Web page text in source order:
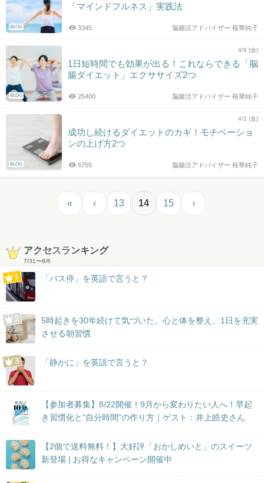
BLOG
「マインドフルネス」実践法
脳腸活アドバイザー 桜華純子
3345
BLOG
4/9 (金)
1日短時間でも効果が出る！これならできる「脳
腸ダイエット」エクササイズ2つ
脳腸活アドバイザー 桜華純子
25400
BLOG
4/2 (金)
成功し続けるダイエットのカギ！モチベーショ
ンの上げ方2つ
脳腸活アドバイザー 桜華純子
6755
« ‹ 13 14 15 ›
アクセスランキング
7/31〜8/6
「バス停」を英語で言うと？
5時起きを30年続けて気づいた。心と体を整え、1日を充実
させる朝習慣
「静かに」を英語で言うと？
【参加者募集】8/22開催！9月から変わりたい人へ！早起
き習慣化と“自分時間”の作り方｜ゲスト：井上皓史さん
【2個で送料無料！】大好評「おかしめいと」のスイーツ
新登場 | お得なキャンペーン開催中